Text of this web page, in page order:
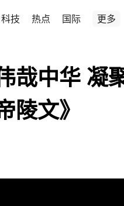
科技 热点 国际 更多
哉中华
陵文》